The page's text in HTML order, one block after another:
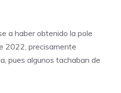
a haber obtenido la pole
2022, precisamente
pues algunos tachaban de